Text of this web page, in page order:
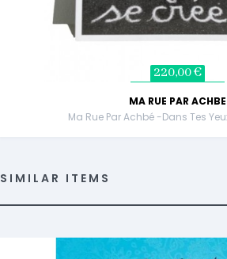
220,00 €
MA RUE PAR ACHBE
Ma Rue Par Achbé -Dans Tes
SIMILAR ITEMS